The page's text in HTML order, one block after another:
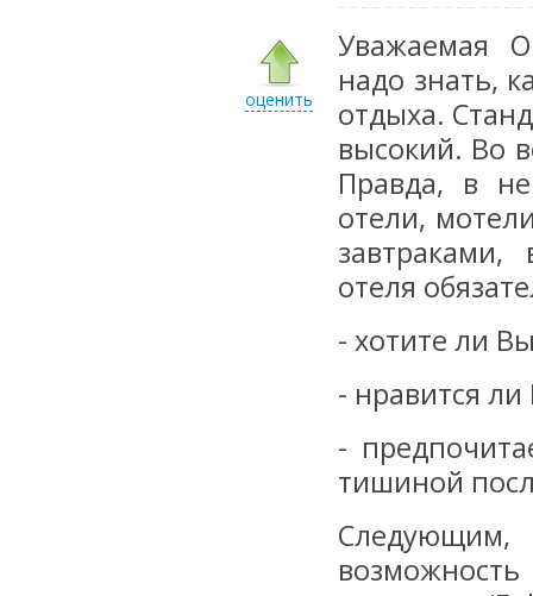
оценить
Уважаемая
надо знать,
отдыха.
высокий. Во
Правда, в
отели,
отеля
- хотите ли
- нравится
-
тишиной
Следующим,